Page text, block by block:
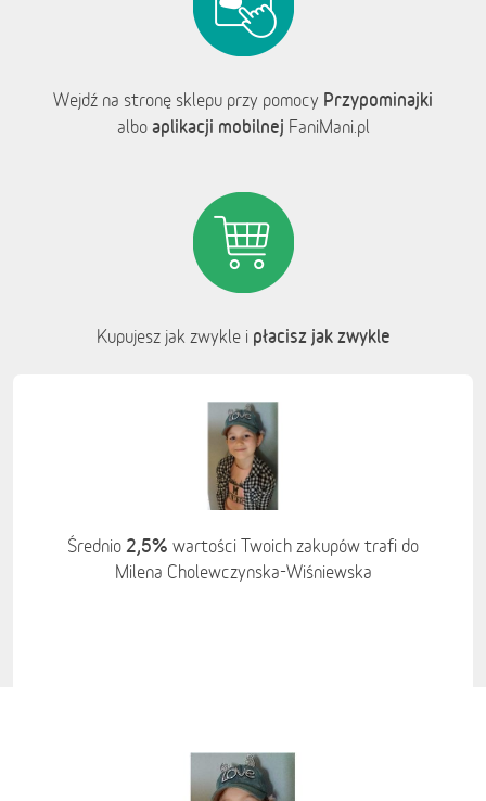
Wejdź na stronę sklepu przy pomocy Przypominajki
albo aplikacji mobilnej FaniMani.pl
Kupujesz jak zwykle i płacisz jak zwykle
Średnio 2,5% wartości Twoich zakupów trafi do
Milena Cholewczynska-Wiśniewska